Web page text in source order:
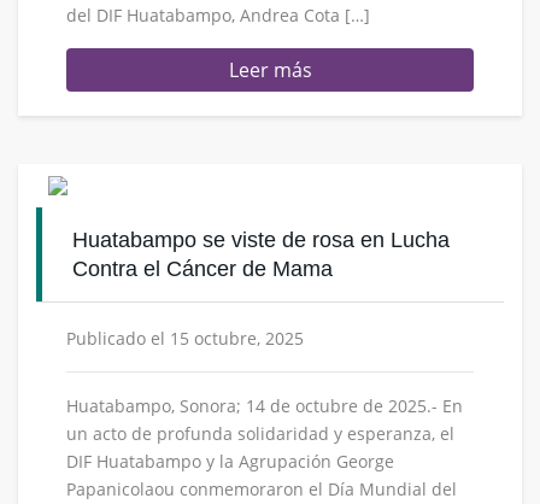
del DIF Huatabampo, Andrea Cota […]
Leer más
Huatabampo se viste de rosa en Lucha
Contra el Cáncer de Mama
Publicado el 15 octubre, 2025
Huatabampo, Sonora; 14 de octubre de 2025.- En
un acto de profunda solidaridad y esperanza, el
DIF Huatabampo y la Agrupación George
Papanicolaou conmemoraron el Día Mundial del